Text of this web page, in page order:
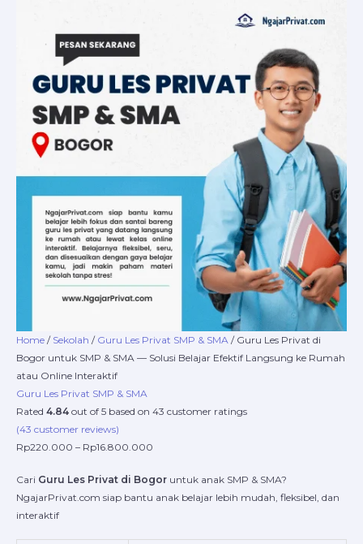
Home / Sekolah / Guru Les Privat SMP & SMA / Guru Les Privat di
Bogor untuk SMP & SMA — Solusi Belajar Efektif Langsung ke Rumah
atau Online Interaktif
Guru Les Privat SMP & SMA
Rated 4.84 out of 5 based on 43 customer ratings
(43 customer reviews)
Rp220.000 – Rp16.800.000
Rp16.800.000
Cari Guru Les Privat di Bogor untuk anak SMP & SMA?
NgajarPrivat.com siap bantu anak belajar lebih mudah, fleksibel, dan
interaktif
Bogor
untuk
SMP
SMA
Langsung
Rumah
Interaktif
quantity